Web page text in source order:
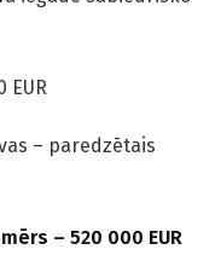
EUR
– paredzētais
– 520 000 EUR